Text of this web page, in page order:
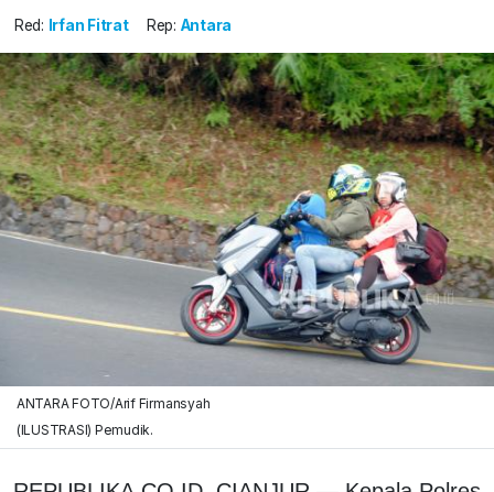
Red: Irfan Fitrat Rep: Antara
ANTARA FOTO/Arif Firmansyah
(ILUSTRASI) Pemudik.